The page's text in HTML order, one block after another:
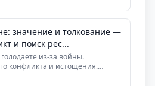
значение и толкование —
и поиск рес...
из-за войны.
конфликта и истощения.